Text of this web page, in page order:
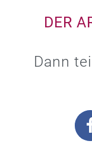
DER
Dann